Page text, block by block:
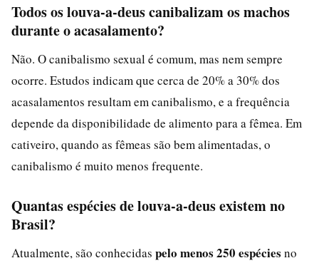
Todos os louva-a-deus canibalizam os machos
durante o acasalamento?
Não. O canibalismo sexual é comum, mas nem sempre
ocorre. Estudos indicam que cerca de 20% a 30% dos
acasalamentos resultam em canibalismo, e a frequência
depende da disponibilidade de alimento para a fêmea. Em
cativeiro, quando as fêmeas são bem alimentadas, o
canibalismo é muito menos frequente.
Quantas espécies de louva-a-deus existem no
Brasil?
Atualmente, são conhecidas pelo menos 250 espécies no